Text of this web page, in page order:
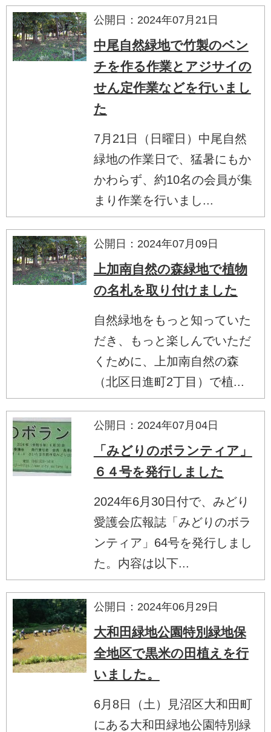
公開日：2024年07月21日
中尾自然緑地で竹製のベン
チを作る作業とアジサイの
せん定作業などを行いまし
た
7月21日（日曜日）中尾自然
緑地の作業日で、猛暑にもか
かわらず、約10名の会員が集
まり作業を行いまし...
公開日：2024年07月09日
上加南自然の森緑地で植物
の名札を取り付けました
自然緑地をもっと知っていた
だき、もっと楽しんでいただ
くために、上加南自然の森
（北区日進町2丁目）で植...
公開日：2024年07月04日
「みどりのボランティア」
６４号を発行しました
2024年6月30日付で、みどり
愛護会広報誌「みどりのボラ
ンティア」64号を発行しまし
た。内容は以下...
公開日：2024年06月29日
大和田緑地公園特別緑地保
全地区で黒米の田植えを行
いました。
6月8日（土）見沼区大和田町
にある大和田緑地公園特別緑